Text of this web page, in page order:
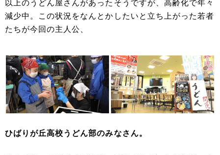
以上のうどん屋さんがあったそうですが、高齢化で年々
減少中。この状況をなんとかしたいと立ち上がった若者
たちが今回の主人公、
ひばりが丘高校うどん部のみなさん。